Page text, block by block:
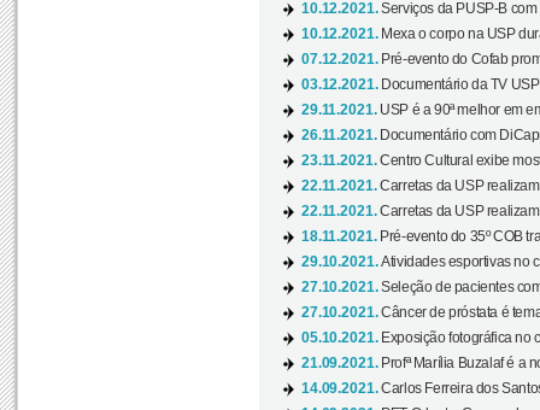
10.12.2021.Serviços da PUSP-B
10.12.2021. Mexa o corpo na USP
07.12.2021. Pré-evento do Cofab
03.12.2021. Documentário da TV
29.11.2021. USP é a 90ª melhor em
26.11.2021. Documentário com
23.11.2021.Centro Cultural exibe
22.11.2021.Carretas da USP
22.11.2021.Carretas da USP
18.11.2021. Pré-evento do 35º COB
29.10.2021.Atividades esportivas no
27.10.2021.Seleção de pacientes
27.10.2021.Câncer de próstata é
05.10.2021. Exposição fotográfica no
21.09.2021. Profª Marília Buzalaf é a
14.09.2021.Carlos Ferreira dos